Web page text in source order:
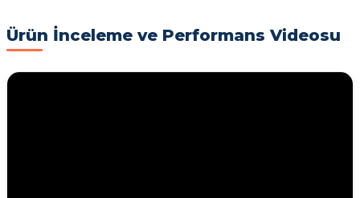
Ürün İnceleme ve Performans Videosu